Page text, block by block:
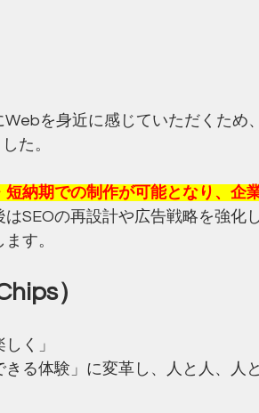
を身近に感じていただくため、
た。
短納期での制作が可能となり、企
SEOの再設計や広告戦略を強化
す。
）
く」
る体験」に変革し、人と人、人